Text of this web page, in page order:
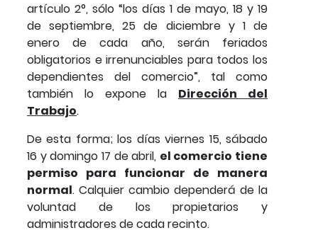
artículo 2°, sólo “los días 1 de mayo, 18 y 19
de septiembre, 25 de diciembre y 1 de
enero de cada año, serán feriados
obligatorios e irrenunciables para todos los
dependientes del comercio”, tal como
también lo expone la Dirección del
Trabajo.
De esta forma; los días viernes 15, sábado
16 y domingo 17 de abril, el comercio tiene
permiso para funcionar de manera
normal. Calquier cambio dependerá de la
voluntad de los propietarios y
administradores de cada recinto.